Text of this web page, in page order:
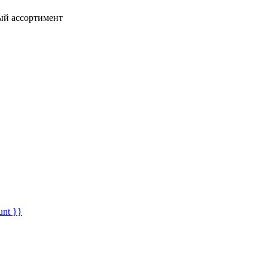
ассортимент
}}